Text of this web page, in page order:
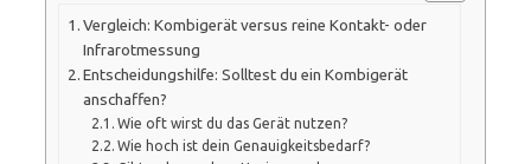
Vergleich: Kombigerät versus reine Kontakt- oder
Infrarotmessung
Entscheidungshilfe: Solltest du ein Kombigerät
anschaffen?
Wie oft wirst du das Gerät nutzen?
Wie hoch ist dein Genauigkeitsbedarf?